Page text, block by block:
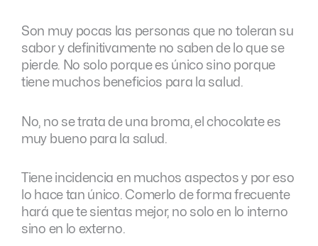
Son muy pocas las personas que no toleran su
sabor y definitivamente no saben de lo que se
pierde. No solo porque es único sino porque
tiene muchos beneficios para la salud.
No, no se trata de una broma, el chocolate es
muy bueno para la salud.
Tiene incidencia en muchos aspectos y por eso
lo hace tan único. Comerlo de forma frecuente
hará que te sientas mejor, no solo en lo interno
sino en lo externo.